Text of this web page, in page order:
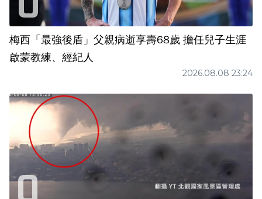
梅西「最強後盾」父親病逝享壽68歲 擔任兒子生涯
啟蒙教練、經紀人
2026.08.08 23:24